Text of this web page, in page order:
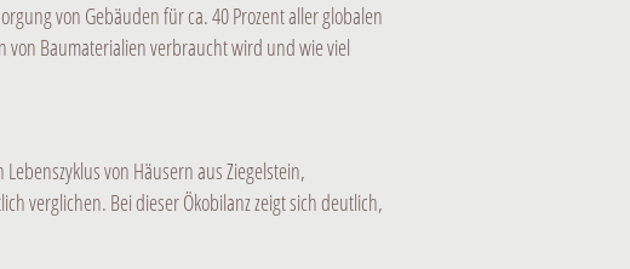
von Gebäuden für ca. 40 Prozent aller globalen
von Baumaterialien verbraucht wird und wie viel
von Häusern aus Ziegelstein,
verglichen. Bei dieser Ökobilanz zeigt sich deutlich,